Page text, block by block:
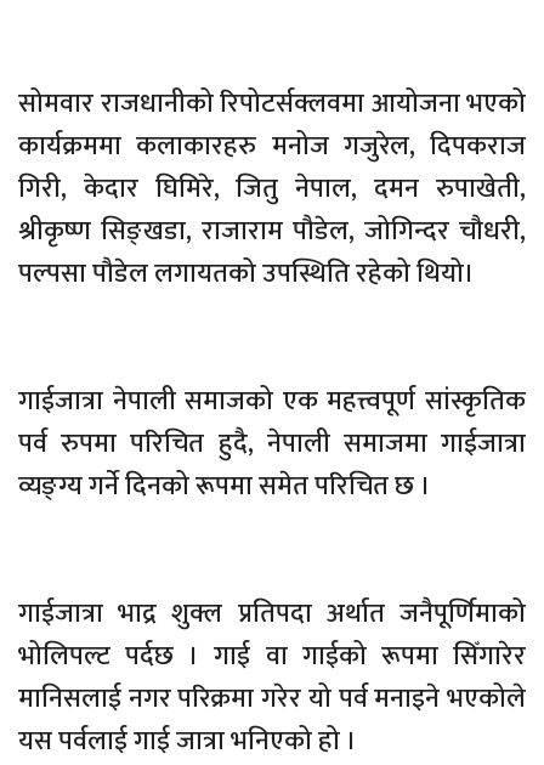
सोमवार राजधानीको रिपोटर्सक्लवमा आयोजना भएको
कार्यक्रममा कलाकारहरु मनोज गजुरेल, दिपकराज
गिरी, केदार घिमिरे, जितु नेपाल, दमन रुपाखेती,
श्रीकृष्ण सिङ्खडा, राजाराम पौडेल, जोगिन्दर चौधरी,
पल्पसा पौडेल लगायतको उपस्थिति रहेको थियो।
गाईजात्रा नेपाली समाजको एक महत्त्वपूर्ण सांस्कृतिक
पर्व रुपमा परिचित हुदै, नेपाली समाजमा गाईजात्रा
व्यङ्ग्य गर्ने दिनको रूपमा समेत परिचित छ ।
गाईजात्रा भाद्र शुक्ल प्रतिपदा अर्थात जनैपूर्णिमाको
भोलिपल्ट पर्दछ । गाई वा गाईको रूपमा सिँगारेर
मानिसलाई नगर परिक्रमा गरेर यो पर्व मनाइने भएकोले
यस पर्वलाई गाई जात्रा भनिएको हो ।